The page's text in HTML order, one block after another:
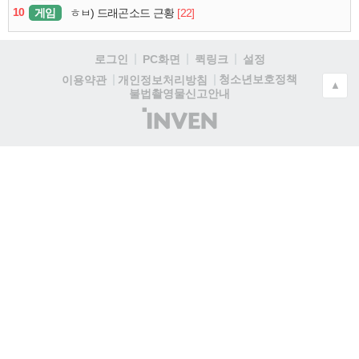
10
게임 ㅎㅂ) 드래곤소드 근황 [22]
로그인 PC화면 퀵링크
설정
이용약관
개인정보처리방침
청소년보호정책
불법촬영물신고안내
(주)
인
▲